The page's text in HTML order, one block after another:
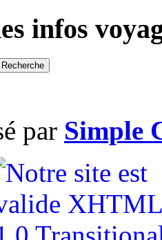
infos
par Simple